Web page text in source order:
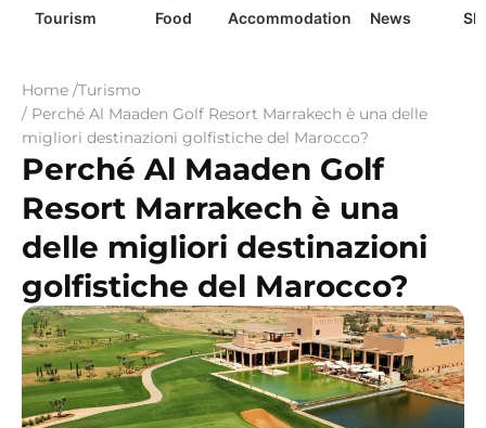
Tourism Food Accommodation News
Home /Turismo
/ Perché Al Maaden Golf Resort Marrakech è una delle
migliori destinazioni golfistiche del Marocco?
Perché Al Maaden Golf
Resort Marrakech è una
delle migliori destinazioni
golfistiche del Marocco?